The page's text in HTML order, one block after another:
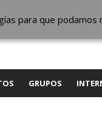
QUIENES
GRUPOS
para que